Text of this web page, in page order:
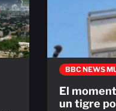
BBC NEWS
El
un tigre